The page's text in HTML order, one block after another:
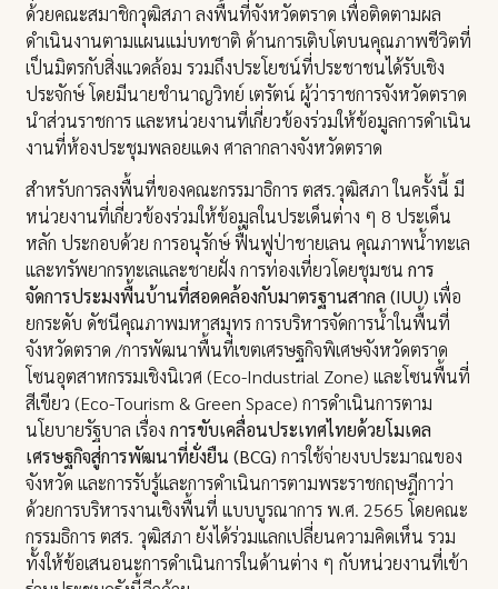
ด้วยคณะสมาชิกวุฒิสภา ลงพื้นที่จังหวัดตราด เพื่อติดตามผล
ดำเนินงานตามแผนแม่บทชาติ ด้านการเติบโตบนคุณภาพชีวิตที่
เป็นมิตรกับสิ่งแวดล้อม รวมถึงประโยชน์ที่ประชาชนได้รับเชิง
ประจักษ์ โดยมีนายชำนาญวิทย์ เตรัตน์ ผู้ว่าราชการจังหวัดตราด
นำส่วนราชการ และหน่วยงานที่เกี่ยวข้องร่วมให้ข้อมูลการดำเนิน
งานที่ห้องประชุมพลอยแดง ศาลากลางจังหวัดตราด
สำหรับการลงพื้นที่ของคณะกรรมาธิการ ตสร.วุฒิสภา ในครั้งนี้ มี
หน่วยงานที่เกี่ยวข้องร่วมให้ข้อมูลในประเด็นต่าง ๆ 8 ประเด็น
หลัก ประกอบด้วย การอนุรักษ์ ฟื้นฟูป่าชายเลน คุณภาพน้ำทะเล
และทรัพยากรทะเลและชายฝั่ง การท่องเที่ยวโดยชุมชนการ
จัดการประมงพื้นบ้านที่สอดคล้องกับมาตรฐานสากล (IUU) เพื่อ
ยกระดับ ดัชนีคุณภาพมหาสมุทร การบริหารจัดการน้ำในพื้นที่
จังหวัดตราด /การพัฒนาพื้นที่เขตเศรษฐกิจพิเศษจังหวัดตราด
โซนอุตสาหกรรมเชิงนิเวศ (Eco-Industrial Zone) และโซนพื้นที่
สีเขียว (Eco-Tourism & Green Space) การดำเนินการตาม
นโยบายรัฐบาล เรื่องการขับเคลื่อนประเทศไทยด้วยโมเดล
เศรษฐกิจสู่การพัฒนาที่ยั่งยืน (BCG) การใช้จ่ายงบประมาณของ
จังหวัด และการรับรู้และการดำเนินการตามพระราชกฤษฎีกาว่า
ด้วยการบริหารงานเชิงพื้นที่ แบบบูรณาการ พ.ศ. 2565 โดยคณะ
กรรมธิการ ตสร. วุฒิสภา ยังได้ร่วมแลกเปลี่ยนความคิดเห็น รวม
ทั้งให้ข้อเสนอนะการดำเนินการในด้านต่าง ๆ กับหน่วยงานที่เข้า